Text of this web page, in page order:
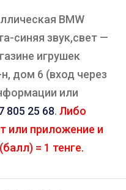
BMW
синяя звук,свет —
игрушек
дом 6 (вход через
или
805 25 68. Либо
или приложение и
= 1 тенге.